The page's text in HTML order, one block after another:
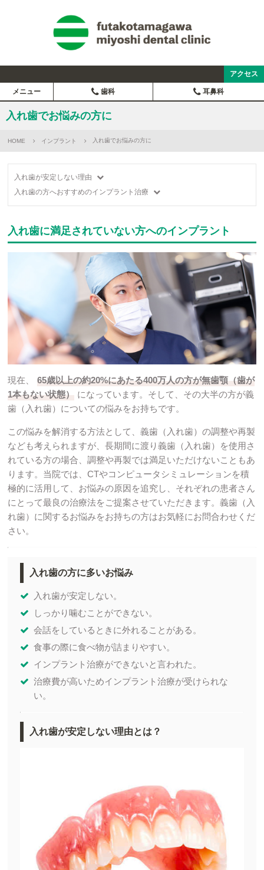
アクセス
メニュー 歯科 耳鼻科
入れ歯でお悩みの方に
HOME インプラント 入れ歯でお悩みの方に
入れ歯が安定しない理由
入れ歯の方へおすすめのインプラント治療
入れ歯に満足されていない方へのインプラント
現在、
65歳以上の約20%にあたる400万人の方が無歯顎（歯が
1本もない状態）
になっています。そして、その大半の方が義
歯（入れ歯）についての悩みをお持ちです。
この悩みを解消する方法として、義歯（入れ歯）の調整や再製
なども考えられますが、長期間に渡り義歯（入れ歯）を使用さ
れている方の場合、調整や再製では満足いただけないこともあ
ります。当院では、CTやコンピュータシミュレーションを積
極的に活用して、お悩みの原因を追究し、それぞれの患者さん
にとって最良の治療法をご提案させていただきます。義歯（入
れ歯）に関するお悩みをお持ちの方はお気軽にお問合わせくだ
さい。
入れ歯の方に多いお悩み
入れ歯が安定しない。
しっかり噛むことができない。
会話をしているときに外れることがある。
食事の際に食べ物が詰まりやすい。
インプラント治療ができないと言われた。
治療費が高いためインプラント治療が受けられな
い。
入れ歯が安定しない理由とは？